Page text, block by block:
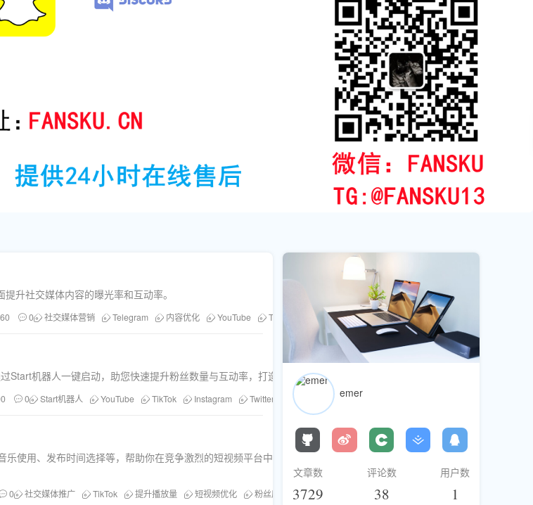
升社交媒体内容的曝光率和互动率。
0 社交媒体营销 Telegram 内容优化 YouTube TikTok Instagram Twitter 粉丝库
机器人一键启动，助您快速提升粉丝数量与互动率，打造爆款内容，扩大品牌影响力。
0 Start机器人 YouTube TikTok Instagram Twitter 社交媒体增长 粉丝库
使用、发布时间选择等，帮助你在竞争激烈的短视频平台中
0 社交媒体推广 TikTok 提升播放量 短视频优化 粉丝库
emer
文章数
3729
评论数
38
用户数
1